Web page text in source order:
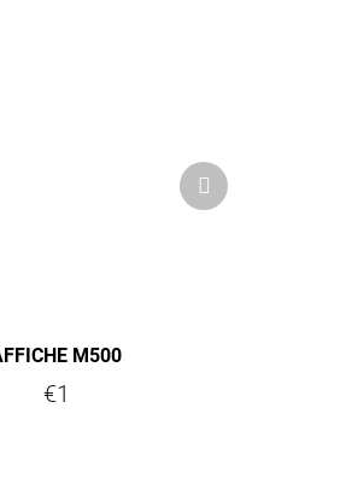
M500
€1
Next
product